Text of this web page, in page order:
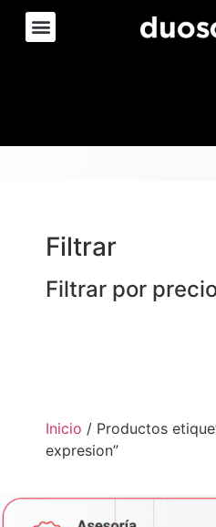
Filtrar
Filtrar por
Inicio / Productos
expresion”